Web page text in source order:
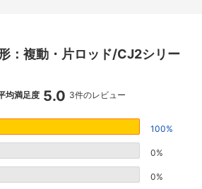
：複動・片ロッド/CJ2シリー
5
均満足度 5.0 3件のレビュー
100%
0%
0%